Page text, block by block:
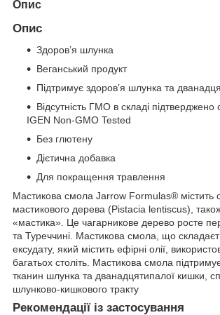
Опис
Опис
Здоров’я шлунка
Веганський продукт
Підтримує здоров’я шлунка та
Відсутність ГМО в складі підтверджено
IGEN Non-GMO Tested
Без глютену
Дієтична добавка
Для покращення травлення
Мастикова смола Jarrow Formulas® містить
мастикового дерева (Pistacia lentiscus),
«мастика». Це чагарникове дерево росте
та Туреччині. Мастикова смола, що
ексудату, який містить ефірні олії,
багатьох століть. Мастикова смола підтримує
тканин шлунка та дванадцятипалої кишки,
шлунково-кишкового тракту
Рекомендації із застосування